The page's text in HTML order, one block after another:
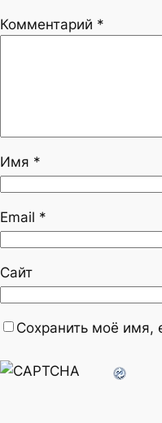
Комментарий *
Имя *
Email *
Сайт
Сохранить моё имя,